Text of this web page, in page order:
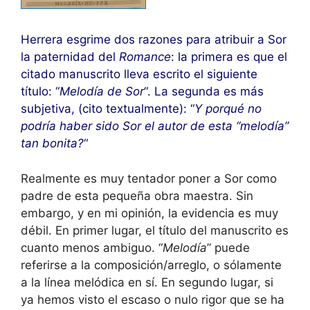
Herrera esgrime dos razones para atribuir a Sor
la paternidad del Romance: la primera es que el
citado manuscrito lleva escrito el siguiente
título: “Melodía de Sor“. La segunda es más
subjetiva, (cito textualmente): “Y porqué no
podría haber sido Sor el autor de esta “melodía”
tan bonita?“
Realmente es muy tentador poner a Sor como
padre de esta pequeña obra maestra. Sin
embargo, y en mi opinión, la evidencia es muy
débil. En primer lugar, el título del manuscrito es
cuanto menos ambiguo. “Melodía” puede
referirse a la composición/arreglo, o sólamente
a la línea melódica en sí. En segundo lugar, si
ya hemos visto el escaso o nulo rigor que se ha